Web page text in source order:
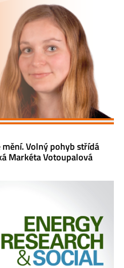
Volný pohyb střídá
Markéta Votoupalová